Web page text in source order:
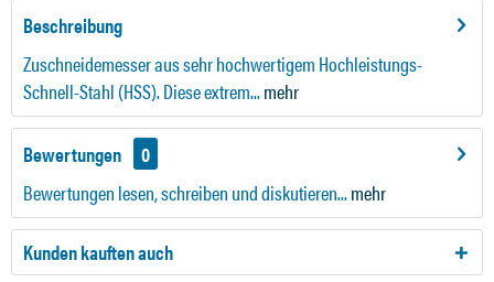
Beschreibung
Zuschneidemesser aus sehr hochwertigem Hochleistungs-
Schnell-Stahl (HSS). Diese extrem...mehr
Bewertungen
0
Bewertungen lesen, schreiben und diskutieren...mehr
Kunden kauften auch